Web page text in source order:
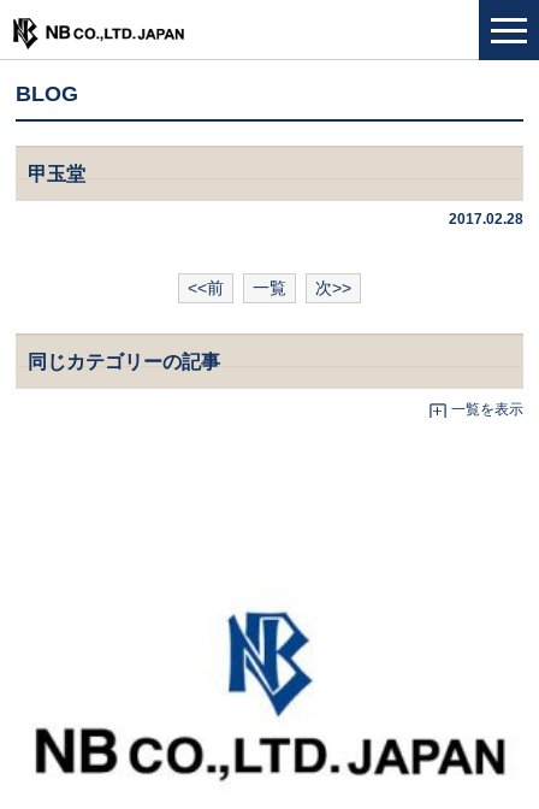
BLOG
甲玉堂
2017.02.28
<<前 一覧 次>>
同じカテゴリーの記事
一覧を表示